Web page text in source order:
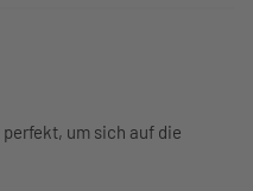
um sich auf die